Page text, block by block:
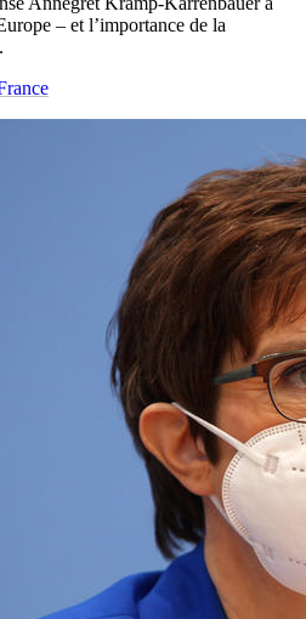
– et l’importance de la